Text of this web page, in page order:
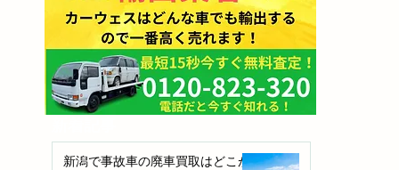
新潟で事故車の廃車買取はどこが